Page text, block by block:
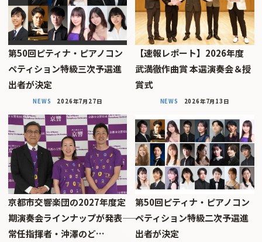
第50回ピティナ・ピアノコン
ペティション特級三次予選進
出者が決定
NEWS 2026年7月27日
【速報レポート】2026年度
武満徹作曲賞 本選演奏会＆授
賞式
NEWS 2026年7月13日
京都市交響楽団の2027年度定
期演奏会ラインナップが発表――
常任指揮者・沖澤のど…
第50回ピティナ・ピアノコン
ペティション特級二次予選進
出者が決定